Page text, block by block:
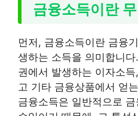
금융소득이란
먼저, 금융소득이란 금융
생하는 소득을 의미합니
권에서 발생하는 이자소
고 기타 금융상품에서 얻
금융소득은 일반적으로